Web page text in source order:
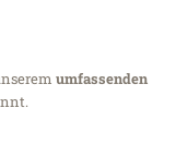
umfassenden